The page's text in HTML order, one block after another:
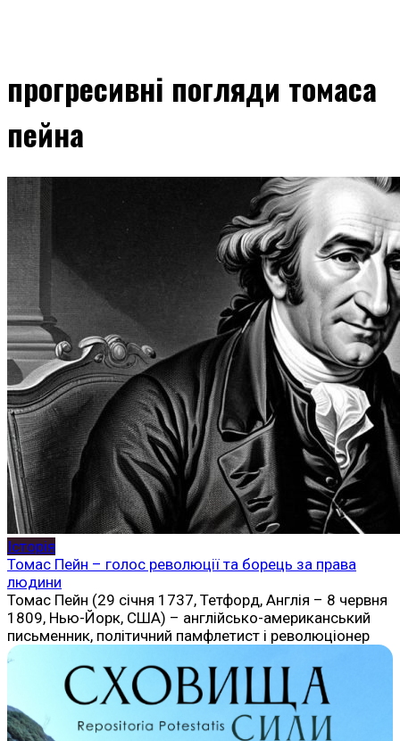
прогресивні погляди томаса
пейна
Історія
Томас Пейн – голос революції та борець за права
людини
Томас Пейн (29 січня 1737, Тетфорд, Англія – 8 червня
1809, Нью-Йорк, США) – англійсько-американський
письменник, політичний памфлетист і революціонер